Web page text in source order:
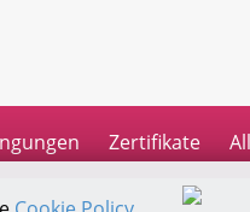
Zertifikate